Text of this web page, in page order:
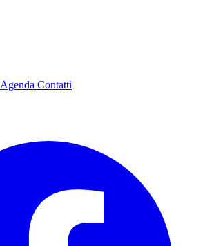
Agenda Contatti